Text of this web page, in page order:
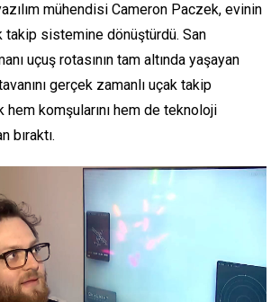
mühendisi Cameron Paczek, evinin
takip sistemine dönüştürdü. San
uçuş rotasının tam altında yaşayan
gerçek zamanlı uçak takip
hem komşularını hem de teknoloji
bıraktı.